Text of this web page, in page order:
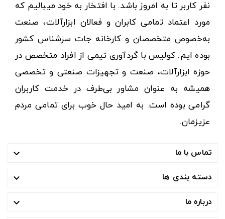
نفر کاربر تا به امروز باشد. با افتخار به خود میبالیم که
مورد اعتماد تمامی کابران و فعالان ابزارآلات، صنعت
به‌خصوص متخصصان و کارخانه جات سرشناس کشور
بوده ایم. کولیس با گردآوری تیمی از افراد متخصص در
حوزه ابزارآلات، صنعت و تجهیزات صنعتی و تخصصی
همیشه به عنوان مشاور بی‌طرف در خدمت کاربران
گرامی بوده است. به امید حال خوب برای تمامی مردم
عزیزمان.
تماس با ما 
دسته بندی ها 
درباره ما 